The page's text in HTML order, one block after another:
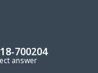
700204
answer